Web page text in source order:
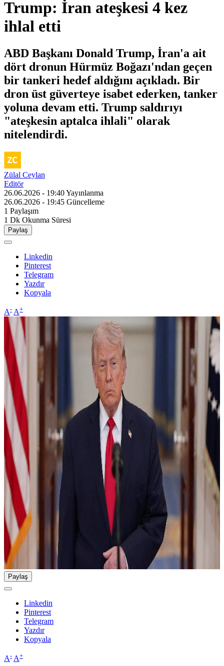
Trump: İran ateşkesi 4 kez
ihlal etti
ABD Başkanı Donald Trump, İran'a ait
dört dronun Hürmüz Boğazı'ndan geçen
bir tankeri hedef aldığını açıkladı. Bir
dron üst güverteye isabet ederken, tanker
yoluna devam etti. Trump saldırıyı
"ateşkesin aptalca ihlali" olarak
nitelendirdi.
Zülal Ceylan
Editör
26.06.2026 - 19:40Yayınlanma
26.06.2026 - 19:45 Güncelleme
1 Paylaşım
1 Dk Okunma Süresi
Paylaş
Linkedin
Pinterest
Telegram
Yazdır
Kopyala
A- A+
Paylaş
Linkedin
Pinterest
Telegram
Yazdır
Kopyala
A- A+